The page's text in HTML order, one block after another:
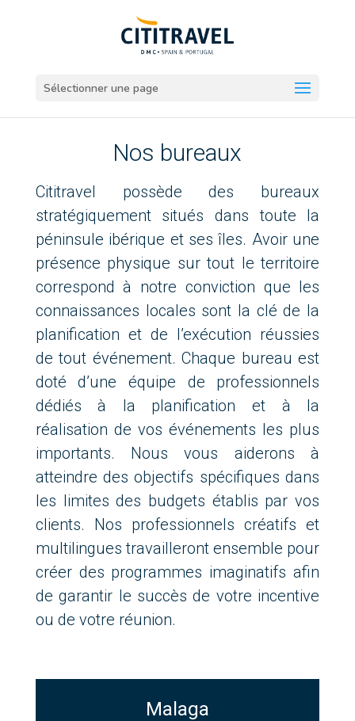
Sélectionner une page
Nos bureaux
Cititravel possède des bureaux
stratégiquement situés dans toute la
péninsule ibérique et ses îles. Avoir une
présence physique sur tout le territoire
correspond à notre conviction que les
connaissances locales sont la clé de la
planification et de l’exécution réussies
de tout événement.Chaque bureau est
doté d’une équipe de professionnels
dédiés à la planification et à la
réalisation de vos événements les plus
importants. Nous vous aiderons à
atteindre des objectifs spécifiques dans
les limites des budgets établis par vos
clients. Nos professionnels créatifs et
multilingues travailleront ensemble pour
créer des programmes imaginatifs afin
de garantir le succès de votre incentive
ou de votre réunion.
Malaga